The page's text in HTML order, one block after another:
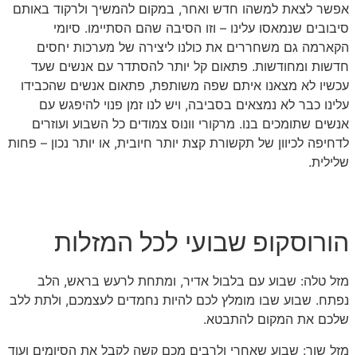
אפשר לצאת למשהו חדש ואחר, במקום להמשיך ולרקוד באותם
סיבובים שנמאסו עלינו – וזו הסיבה שהם הסתיימו. סיומי
הקארמה גם משחררים את כולנו ליצירה של מערכות יחסים
חדשות ומחודשות. פתאום קל יותר להסתדר עם אנשים שעד
עכשיו לא מצאנו איתם שפה משותפת, פתאום אנשים שהכבידו
עלינו כבר לא נמצאים בסביבה, ויש לנו זמן פנוי להיפגש עם
אנשים שתומכים בנו. מרקורי וונוס צמודים כל השבוע ועוזרים
לדחיפה לכיוון של תקשורת קצת יותר חיובית, או יותר נכון – פחות
שלילית.
הורוסקופ שבועי לכל המזלות
מזל טלה: שבוע עם בלבול אדיר, ומתחת לרעש בראש, הלב
נפתח. שבוע שבו מומלץ לכם להיות נחמדים לעצמכם, ולתת ללב
שלכם את המקום להתבטא.
מזל שור: שבוע שאחרי ולרבים מכם קשה לקבל את הסיומים ועוד